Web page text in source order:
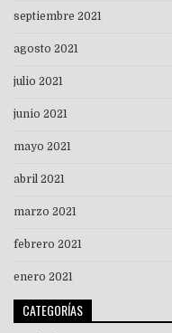
septiembre 2021
agosto 2021
julio 2021
junio 2021
mayo 2021
abril 2021
marzo 2021
febrero 2021
enero 2021
CATEGORÍAS